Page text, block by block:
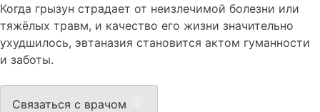
Когда грызун страдает от неизлечимой болезни или
тяжёлых травм, и качество его жизни значительно
ухудшилось, эвтаназия становится актом гуманности
и заботы.
Связаться с врачом